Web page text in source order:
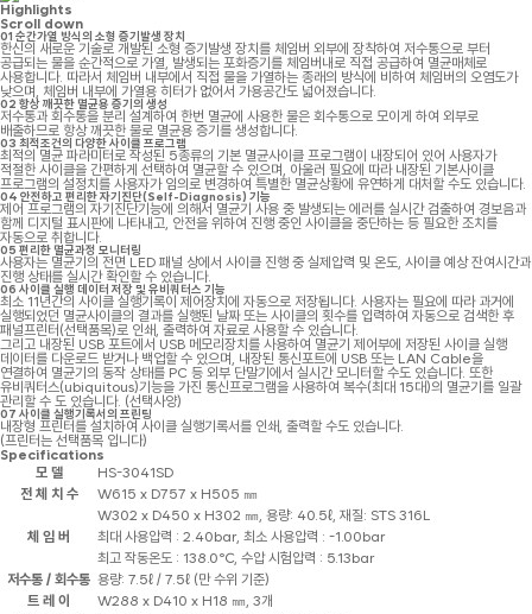
Highlights
Scroll down
01 순간가열 방식의 소형 증기발생 장치
한신의 새로운 기술로 개발된 소형 증기발생 장치를 체임버 외부에 장착하여 저수통으로 부터
공급되는 물을 순간적으로 가열, 발생되는 포화증기를 체임버내로 직접 공급하여 멸균매체로
사용합니다. 따라서 체임버 내부에서 직접 물을 가열하는 종래의 방식에 비하여 체임버의 오염도가
낮으며, 체임버 내부에 가열용 히터가 없어서 가용공간도 넓어졌습니다.
02 항상 깨끗한 멸균용 증기의 생성
저수통과 회수통을 분리 설계하여 한번 멸균에 사용한 물은 회수통으로 모이게 하여 외부로
배출하므로 항상 깨끗한 물로 멸균용 증기를 생성합니다.
03 최적조건의 다양한 사이클 프로그램
최적의 멸균 파라미터로 작성된 5종류의 기본 멸균사이클 프로그램이 내장되어 있어 사용자가
적절한 사이클을 간편하게 선택하여 멸균할 수 있으며, 아울러 필요에 따라 내장된 기본사이클
프로그램의 설정치를 사용자가 임의로 변경하여 특별한 멸균상황에 유연하게 대처할 수도 있습니다.
04 안전하고 편리한 자기진단(Self-Diagnosis) 기능
제어 프로그램의 자기진단기능에 의해서 멸균기 사용 중 발생되는 에러를 실시간 검출하여 경보음과
함께 디지털 표시판에 나타내고, 안전을 위하여 진행 중인 사이클을 중단하는 등 필요한 조치를
자동으로 취합니다.
05 편리한 멸균과정 모니터링
사용자는 멸균기의 전면 LED 패널 상에서 사이클 진행 중 실제압력 및 온도, 사이클 예상 잔여시간과
진행 상태를 실시간 확인할 수 있습니다.
06 사이클 실행 데이터 저장 및 유비쿼터스 기능
최소 11년간의 사이클 실행기록이 제어장치에 자동으로 저장됩니다. 사용자는 필요에 따라 과거에
실행되었던 멸균사이클의 결과를 실행된 날짜 또는 사이클의 횟수를 입력하여 자동으로 검색한 후
패널프린터(선택품목)로 인쇄, 출력하여 자료로 사용할 수 있습니다.
그리고 내장된 USB 포트에서 USB 메모리장치를 사용하여 멸균기 제어부에 저장된 사이클 실행
데이터를 다운로드 받거나 백업할 수 있으며, 내장된 통신포트에 USB 또는 LAN Cable을
연결하여 멸균기의 동작 상태를 PC 등 외부 단말기에서 실시간 모니터할 수도 있습니다. 또한
유비쿼터스(ubiquitous)기능을 가진 통신프로그램을 사용하여 복수(최대 15대)의 멸균기를 일괄
관리할 수 도 있습니다. (선택사양)
07 사이클 실행기록서의 프린팅
내장형 프린터를 설치하여 사이클 실행기록서를 인쇄, 출력할 수도 있습니다.
(프린터는 선택품목 입니다)
Specifications
모 델
HS-3041SD
전 체 치 수
W615 x D757 x H505 ㎜
체 임 버
W302 x D450 x H302 ㎜, 용량: 40.5ℓ, 재질: STS 316L
최대 사용압력 : 2.40bar, 최소 사용압력 : -1.00bar
최고 작동온도 : 138.0℃, 수압 시험압력 : 5.13bar
저수통 / 회수통 용량: 7.5ℓ / 7.5ℓ (만 수위 기준)
트 레 이
W288 x D410 x H18 ㎜, 3개